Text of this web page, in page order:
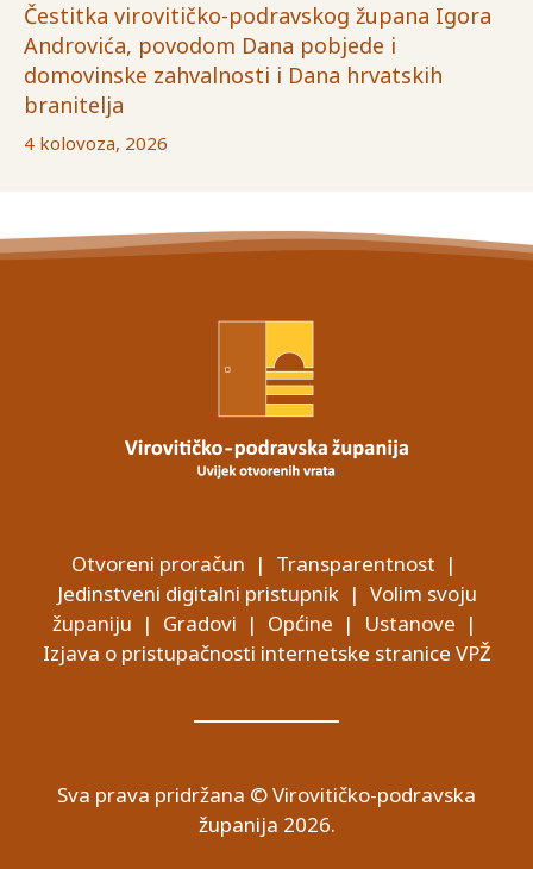
Čestitka virovitičko-podravskog župana Igora
Androvića, povodom Dana pobjede i
domovinske zahvalnosti i Dana hrvatskih
branitelja
4 kolovoza, 2026
Otvoreni proračun | Transparentnost |
Jedinstveni digitalni pristupnik| Volim svoju
županiju | Gradovi | Općine | Ustanove |
Izjava o pristupačnosti internetske stranice VPŽ
Sva prava pridržana © Virovitičko-podravska
županija 2026.